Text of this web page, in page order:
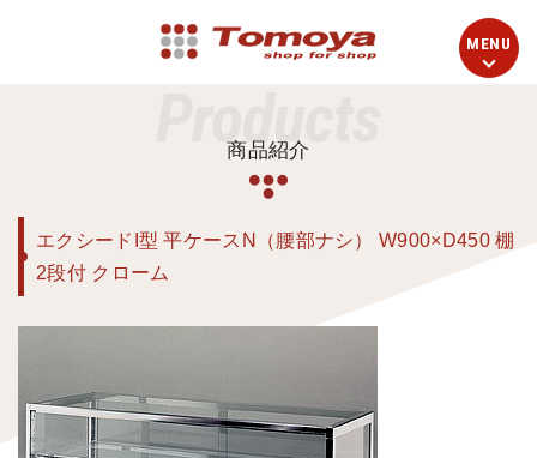
Products
商品紹介
エクシードI型 平ケースN（腰部ナシ） W900×D450 棚
2段付 クローム